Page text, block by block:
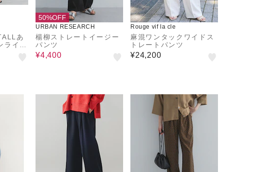
あ
ライク
UVカ
50%OFF
URBAN RESEARCH
楊柳ストレートイージー
パンツ
¥4,400
Rouge vif la cle
麻混ワンタックワイドス
トレートパンツ
¥24,200